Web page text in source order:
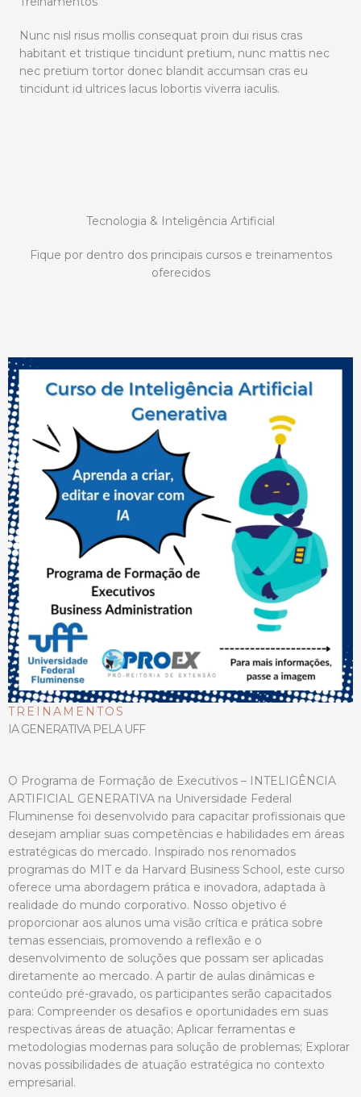
Nunc nisl risus mollis consequat proin dui risus cras
habitant et tristique tincidunt pretium, nunc mattis nec
nec pretium tortor donec blandit accumsan cras eu
tincidunt id ultrices lacus lobortis viverra iaculis.
Tecnologia & Inteligência Artificial
Fique por dentro dos principais cursos e treinamentos
oferecidos
TREINAMENTOS
IA GENERATIVA PELA UFF
O Programa de Formação de Executivos – INTELIGÊNCIA
ARTIFICIAL GENERATIVA na Universidade Federal
Fluminense foi desenvolvido para capacitar profissionais que
desejam ampliar suas competências e habilidades em áreas
estratégicas do mercado. Inspirado nos renomados
programas do MIT e da Harvard Business School, este curso
oferece uma abordagem prática e inovadora, adaptada à
realidade do mundo corporativo. Nosso objetivo é
proporcionar aos alunos uma visão crítica e prática sobre
temas essenciais, promovendo a reflexão e o
desenvolvimento de soluções que possam ser aplicadas
diretamente ao mercado. A partir de aulas dinâmicas e
conteúdo pré-gravado, os participantes serão capacitados
para: Compreender os desafios e oportunidades em suas
respectivas áreas de atuação; Aplicar ferramentas e
metodologias modernas para solução de problemas; Explorar
novas possibilidades de atuação estratégica no contexto
empresarial.